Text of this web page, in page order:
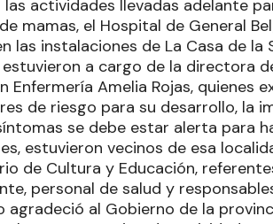
actividades llevadas adelante
mamas, el Hospital de General
las instalaciones de La Casa de
a cargo de la directora
Enfermería Amelia Rojas, quienes
de riesgo para su desarrollo, la
se debe estar alerta para
estuvieron vecinos de esa
de Cultura y Educación,
personal de salud y
agradeció al Gobierno de la